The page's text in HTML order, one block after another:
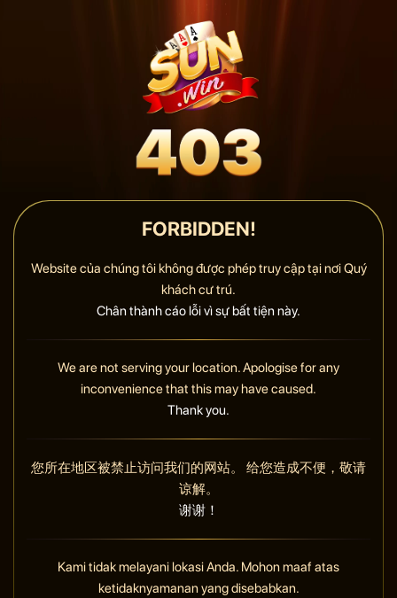
FORBIDDEN!
Website của chúng tôi không được phép truy cập tại nơi Quý
khách cư trú.
Chân thành cáo lỗi vì sự bất tiện này.
We are not serving your location. Apologise for any
inconvenience that this may have caused.
Thank you.
您所在地区被禁止访问我们的网站。 给您造成不便，敬请
谅解。
谢谢！
Kami tidak melayani lokasi Anda. Mohon maaf atas
ketidaknyamanan yang disebabkan.